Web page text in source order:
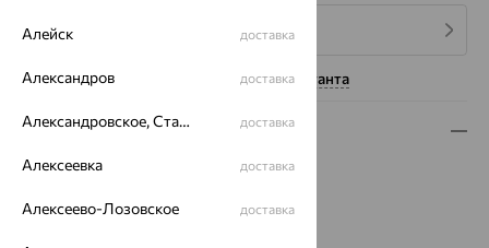
4 платежа по 34 393₽
Нужна помощь консультанта
Описание
Вид изделия:
Алейск доставка
Александров доставка
Александровское, Ставропольский край доставка
Алексеевка доставка
Алексеево-Лозовское доставка